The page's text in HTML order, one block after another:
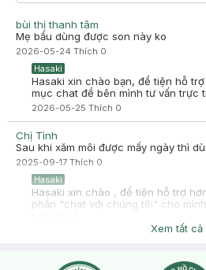
bùi thị thanh tâm
Mẹ bầu dùng được son này ko
2026-05-24 Thích 0
Hasaki
Hasaki xin chào bạn, để tiện hỗ
mục chat để bên mình tư vấn trực
2026-05-25 Thích 0
Chị Tình
Sau khi xăm môi được mấy ngày thì
2025-09-17 Thích 0
Hasaki
Hasaki xin chào , để tiện hỗ trợ
phần "chat với chúng tôi" cho
Xem tất cả